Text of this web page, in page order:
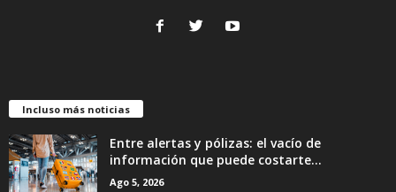
Incluso más noticias
Entre alertas y pólizas: el vacío de
información que puede costarte...
Ago 5, 2026